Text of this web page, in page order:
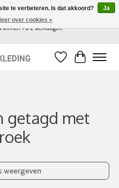
Nederland, gemakkelijk in 1 webshop. | Alles
1 a 2 werkdagen.
Verlanglijst
getagd met
weergeven
te verbeteren. Is dat akkoord?
Ja
over cookies »